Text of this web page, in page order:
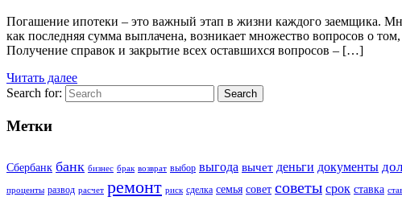
Погашение ипотеки – это важный этап в жизни каждого заемщика.
как последняя сумма выплачена, возникает множество вопросов о
Получение справок и закрытие всех оставшихся вопросов – […]
Читать далее
Search for:
Search
Метки
Сбербанк банк бизнес брак возврат выбор выгода вычет деньги документы
проценты развод расчет ремонт риск сделка семья совет советы срок ставка